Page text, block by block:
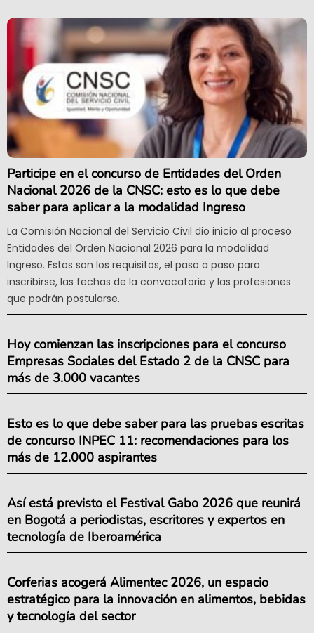
Participe en el concurso de Entidades del Orden
Nacional 2026 de la CNSC: esto es lo que debe
saber para aplicar a la modalidad Ingreso
La Comisión Nacional del Servicio Civil dio inicio al proceso
Entidades del Orden Nacional 2026 para la modalidad
Ingreso. Estos son los requisitos, el paso a paso para
inscribirse, las fechas de la convocatoria y las profesiones
que podrán postularse.
Hoy comienzan las inscripciones para el concurso
Empresas Sociales del Estado 2 de la CNSC para
más de 3.000 vacantes
Esto es lo que debe saber para las pruebas escritas
de concurso INPEC 11: recomendaciones para los
más de 12.000 aspirantes
Así está previsto el Festival Gabo 2026 que reunirá
en Bogotá a periodistas, escritores y expertos en
tecnología de Iberoamérica
Corferias acogerá Alimentec 2026, un espacio
estratégico para la innovación en alimentos, bebidas
y tecnología del sector